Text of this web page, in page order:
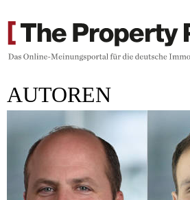
AUTOREN